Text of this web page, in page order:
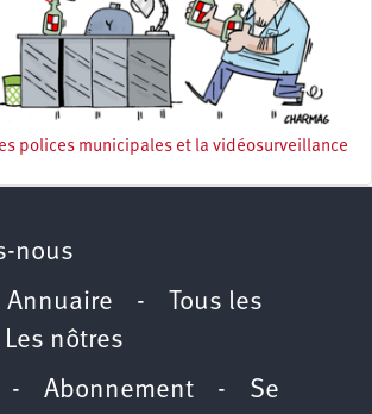
polices municipales et la vidéosurveillance
nous
Annuaire -
Tous les
Les nôtres
Abonnement - Se